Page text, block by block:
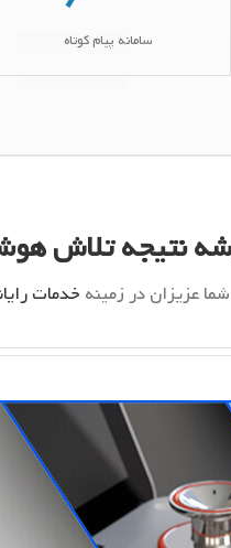
سامانه پیام کوتاه
نتیجه تلاش
خدمات